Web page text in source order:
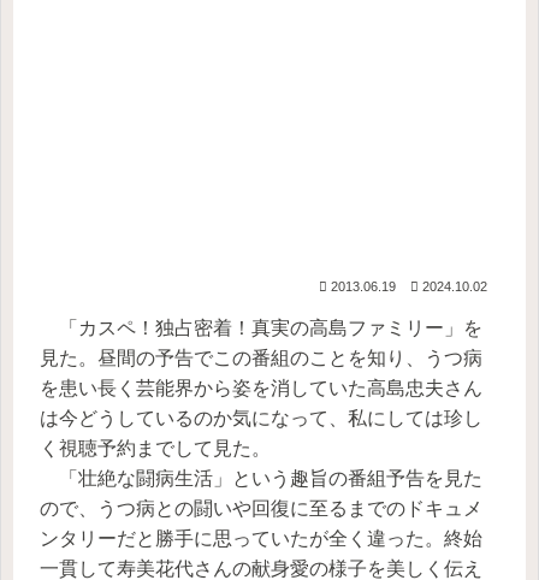
2013.06.19 2024.10.02
「カスペ！独占密着！真実の高島ファミリー」を
見た。昼間の予告でこの番組のことを知り、うつ病
を患い長く芸能界から姿を消していた高島忠夫さん
は今どうしているのか気になって、私にしては珍し
く視聴予約までして見た。
「壮絶な闘病生活」という趣旨の番組予告を見た
ので、うつ病との闘いや回復に至るまでのドキュメ
ンタリーだと勝手に思っていたが全く違った。終始
一貫して寿美花代さんの献身愛の様子を美しく伝え